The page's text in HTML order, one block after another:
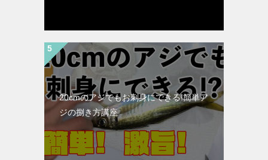
20cmのアジでもお刺身にできる!簡単ア
ジの捌き方講座